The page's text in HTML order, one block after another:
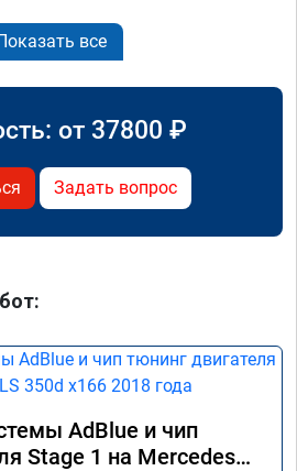
все
от 37800 ₽
Задать вопрос
AdBlue и чип
Stage 1 на Mercedes